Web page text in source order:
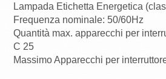
Lampada Etichetta Energetica
Frequenza nominale: 50/60Hz
Quantità max. apparecchi per
C 25
Massimo Apparecchi per